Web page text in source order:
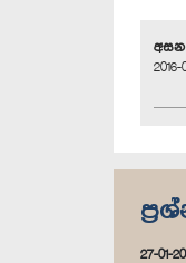
2016-
27-01-